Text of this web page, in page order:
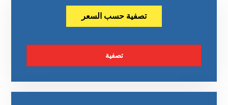
تصفية حسب السعر
تصفية